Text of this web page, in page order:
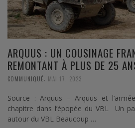
ARQUUS : UN COUSINAGE
REMONTANT À PLUS DE 25
COMMUNIQUÉ MAI 17, 2023
Source : Arquus – Arquus et
chapitre dans l’épopée du VBL Un
autour du VBL Beaucoup …